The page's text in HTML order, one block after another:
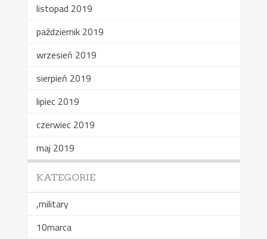
listopad 2019
październik 2019
wrzesień 2019
sierpień 2019
lipiec 2019
czerwiec 2019
maj 2019
KATEGORIE
,military
10marca